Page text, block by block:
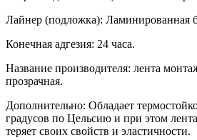
Лайнер (подложка): Ламинированная
Конечная адгезия: 24 часа.
Название производителя: лента
прозрачная.
Дополнительно: Обладает
градусов по Цельсию и при этом лента
теряет своих свойств и эластичности.